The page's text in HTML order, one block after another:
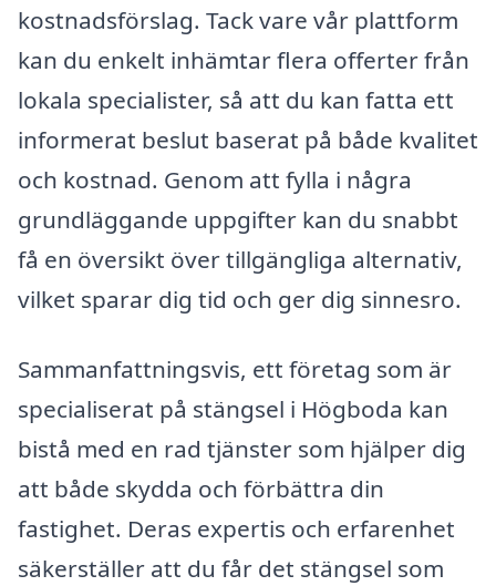
kostnadsförslag. Tack vare vår plattform
kan du enkelt inhämtar flera offerter från
lokala specialister, så att du kan fatta ett
informerat beslut baserat på både kvalitet
och kostnad. Genom att fylla i några
grundläggande uppgifter kan du snabbt
få en översikt över tillgängliga alternativ,
vilket sparar dig tid och ger dig sinnesro.
Sammanfattningsvis, ett företag som är
specialiserat på stängsel i Högboda kan
bistå med en rad tjänster som hjälper dig
att både skydda och förbättra din
fastighet. Deras expertis och erfarenhet
säkerställer att du får det stängsel som